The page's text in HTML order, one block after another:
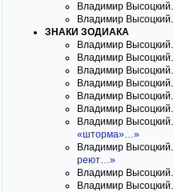
Владимир Высоцкий.
Владимир Высоцкий.
ЗНАКИ ЗОДИАКА
Владимир Высоцкий.
Владимир Высоцкий.
Владимир Высоцкий.
Владимир Высоцкий.
Владимир Высоцкий.
Владимир Высоцкий.
Владимир Высоцкий.
«шторма»…»
Владимир Высоцкий.
реют…»
Владимир Высоцкий.
Владимир Высоцкий.